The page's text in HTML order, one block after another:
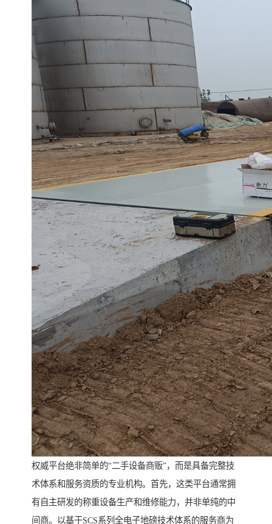
权威平台绝非简单的“二手设备商贩”，而是具备完整技
术体系和服务资质的专业机构。首先，这类平台通常拥
有自主研发的称重设备生产和维修能力，并非单纯的中
间商。以基于SCS系列全电子地磅技术体系的服务商为